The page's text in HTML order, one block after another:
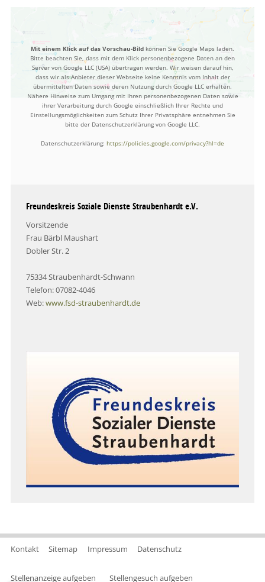
Mit einem Klick auf das Vorschau-Bild können Sie Google Maps laden.
Bitte beachten Sie, dass mit dem Klick personenbezogene Daten an den
Server von Google LLC (USA) übertragen werden. Wir weisen darauf hin,
dass wir als Anbieter dieser Webseite keine Kenntnis vom Inhalt der
übermittelten Daten sowie deren Nutzung durch Google LLC erhalten.
Nähere Hinweise zum Umgang mit Ihren personenbezogenen Daten sowie
ihrer Verarbeitung durch Google einschließlich Ihrer Rechte und
Einstellungsmöglichkeiten zum Schutz Ihrer Privatsphäre entnehmen Sie
bitte der Datenschutzerklärung von Google LLC.
Datenschutzerklärung: https://policies.google.com/privacy?hl=de
Freundeskreis Soziale Dienste Straubenhardt e.V.
Vorsitzende
Frau Bärbl Maushart
Dobler Str. 2
75334 Straubenhardt-Schwann
Telefon: 07082-4046
Web:www.fsd-straubenhardt.de
Kontakt Sitemap Impressum Datenschutz
Stellenanzeige aufgeben Stellengesuch aufgeben